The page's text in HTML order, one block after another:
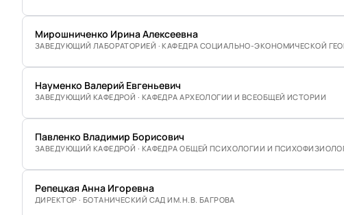
Мирошниченко Ирина Алексеевна
ЗАВЕДУЮЩИЙ ЛАБОРАТОРИЕЙ · КАФЕДРА СОЦИАЛЬНО-ЭКОНОМИЧЕСКОЙ
Науменко Валерий Евгеньевич
ЗАВЕДУЮЩИЙ КАФЕДРОЙ · КАФЕДРА АРХЕОЛОГИИ И ВСЕОБЩЕЙ ИСТОРИИ
Павленко Владимир Борисович
ЗАВЕДУЮЩИЙ КАФЕДРОЙ · КАФЕДРА ОБЩЕЙ ПСИХОЛОГИИ И
Репецкая Анна Игоревна
ДИРЕКТОР · БОТАНИЧЕСКИЙ САД ИМ.Н.В. БАГРОВА